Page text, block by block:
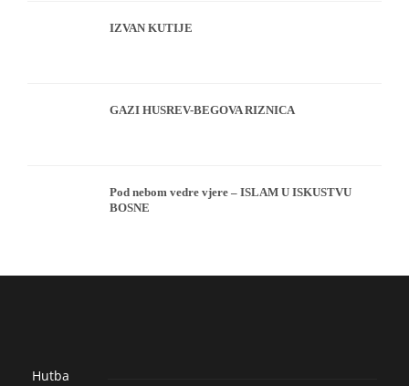
IZVAN KUTIJE
GAZI HUSREV-BEGOVA RIZNICA
Pod nebom vedre vjere – ISLAM U ISKUSTVU
BOSNE
Hutba